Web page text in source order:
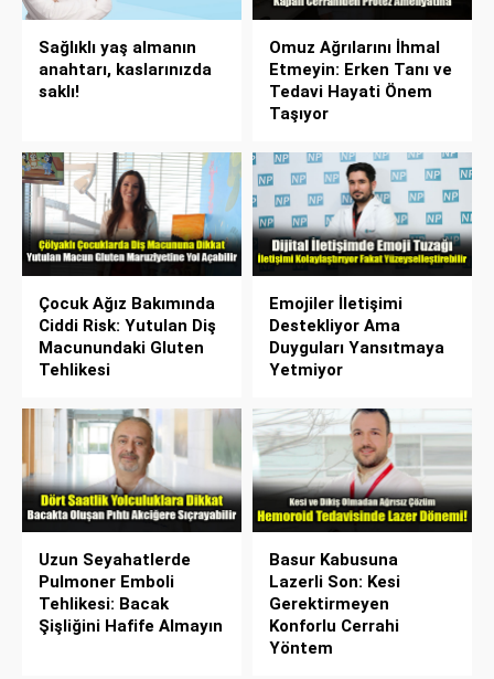
Sağlıklı yaş almanın
anahtarı, kaslarınızda
saklı!
Omuz Ağrılarını İhmal
Etmeyin: Erken Tanı ve
Tedavi Hayati Önem
Taşıyor
Çocuk Ağız Bakımında
Ciddi Risk: Yutulan Diş
Macunundaki Gluten
Tehlikesi
Emojiler İletişimi
Destekliyor Ama
Duyguları Yansıtmaya
Yetmiyor
Uzun Seyahatlerde
Pulmoner Emboli
Tehlikesi: Bacak
Şişliğini Hafife Almayın
Basur Kabusuna
Lazerli Son: Kesi
Gerektirmeyen
Konforlu Cerrahi
Yöntem